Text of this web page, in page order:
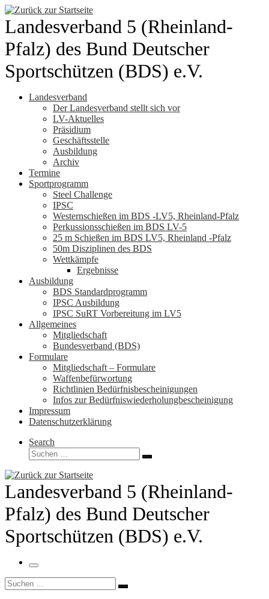
Zum
Inhalt
springen
Landesverband 5 (Rheinland-
Pfalz) des Bund Deutscher
Sportschützen (BDS) e.V.
Landesverband
Der Landesverband stellt sich vor
LV-Aktuelles
Präsidium
Geschäftsstelle
Ausbildung
Archiv
Termine
Sportprogramm
Steel Challenge
IPSC
Westernschießen im BDS -LV5, Rheinland-Pfalz
Perkussionsschießen im BDS LV-5
25 m Schießen im BDS LV5, Rheinland -Pfalz
50m Disziplinen des BDS
Wettkämpfe
Ergebnisse
Ausbildung
BDS Standardprogramm
IPSC Ausbildung
IPSC SuRT Vorbereitung im LV5
Allgemeines
Mitgliedschaft
Bundesverband (BDS)
Formulare
Mitgliedschaft – Formulare
Waffenbefürwortung
Richtlinien Bedürfnisbescheinigungen
Infos zur Bedürfniswiederholungbescheinigung
Impressum
Datenschutzerklärung
Search
Suche
Suchen …
Landesverband 5 (Rheinland-
Pfalz) des Bund Deutscher
Sportschützen (BDS) e.V.
Menü
Suche
Suchen …